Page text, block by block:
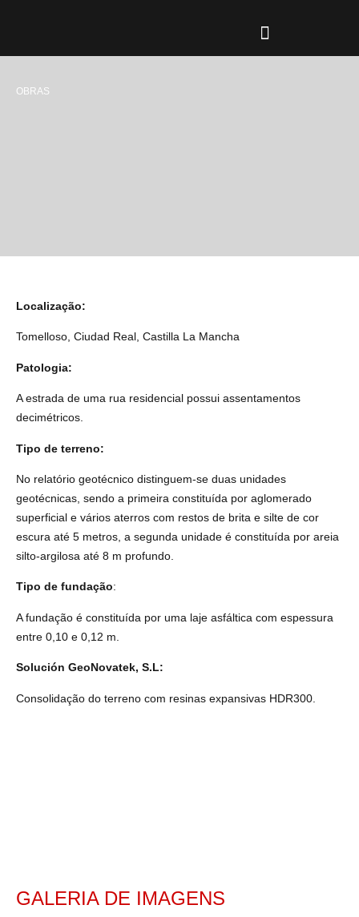
OBRAS
Localização:
Tomelloso, Ciudad Real, Castilla La Mancha
Patologia:
A estrada de uma rua residencial possui assentamentos
decimétricos.
Tipo de terreno:
No relatório geotécnico distinguem-se duas unidades
geotécnicas, sendo a primeira constituída por aglomerado
superficial e vários aterros com restos de brita e silte de cor
escura até 5 metros, a segunda unidade é constituída por areia
silto-argilosa até 8 m profundo.
Tipo de fundação:
A fundação é constituída por uma laje asfáltica com espessura
entre 0,10 e 0,12 m.
Solución GeoNovatek, S.L:
Consolidação do terreno com resinas expansivas HDR300.
GALERIA DE IMAGENS